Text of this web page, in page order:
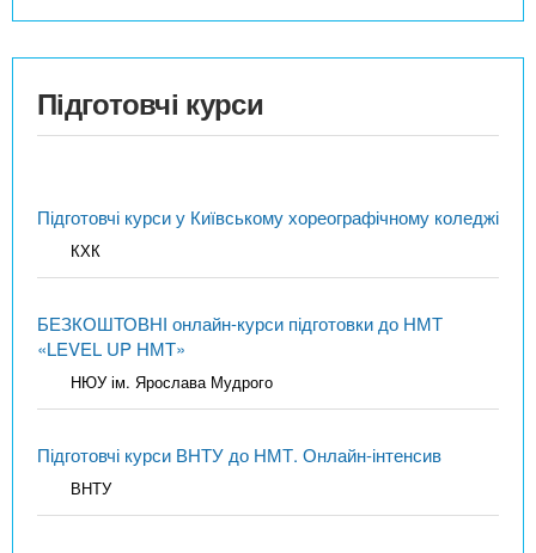
Підготовчі курси
Підготовчі курси у Київському хореографічному коледжі
КХК
БЕЗКОШТОВНІ онлайн-курси підготовки до НМТ
«LEVEL UP НМТ»
НЮУ ім. Ярослава Мудрого
Підготовчі курси ВНТУ до НМТ. Онлайн-інтенсив
ВНТУ